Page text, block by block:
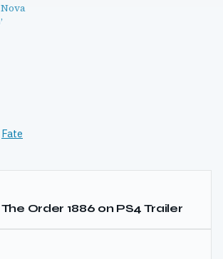
Fate
The Order 1886 on PS4 Trailer